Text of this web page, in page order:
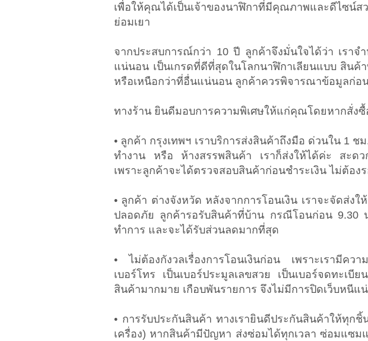
เพื่อให้คุณได้เป็นเจ้าของนาฬิกาที่มีคุณภาพและดีไซ
ย่อมเยา
จากประสบการณ์กว่า 10 ปี ลูกค้าจึงมั่นใจได้ว่า เราจ
แน่นอน เป็นเกรดที่ดีที่สุดในโลกนาฬิกาเลียนแบบ สินค้า
หรือเหนือกว่าที่อื่นแน่นอน ลูกค้าควรพิจารณาข้อมูลก่อ
ทางร้าน ยินดีมอบการความพิเศษให้แก่คุณโดยหากสั่ง
• ลูกค้า กรุงเทพฯ เราบริการส่งสินค้าถึงมือ ด่วนใน 1
ทำงาน หรือ ห้างสรรพสินค้า เราก็ส่งให้ได้ค่ะ สะด
เพราะลูกค้าจะได้ตรวจสอบสินค้าก่อนชำระเงิน ไม่ต้อง
• ลูกค้า ต่างจังหวัด หลังจากการโอนเงิน เราจะจัดส่ง
ปลอดภัย ลูกค้ารอรับสินค้าที่บ้าน กรณีโอนก่อน 9.30
ทำการ และจะได้รับส่วนลดมากที่สุด
• ไม่ต้องกังวลเรื่องการโอนเงินก่อน เพราะเรามีคว
เบอร์โทร เป็นเบอร์ประมูลเลขสวย เป็นเบอร์จดทะเ
สินค้ามากมาย เกือบพันรายการ จึงไม่มีการปิดเว็บหนีแ
• การรับประกันสินค้า ทางเรายินดีประกันสินค้าให้ทุกชิ้
เครื่อง) หากสินค้ามีปัญหา ส่งซ่อมได้ทุกเวลา ซ่อมแซ